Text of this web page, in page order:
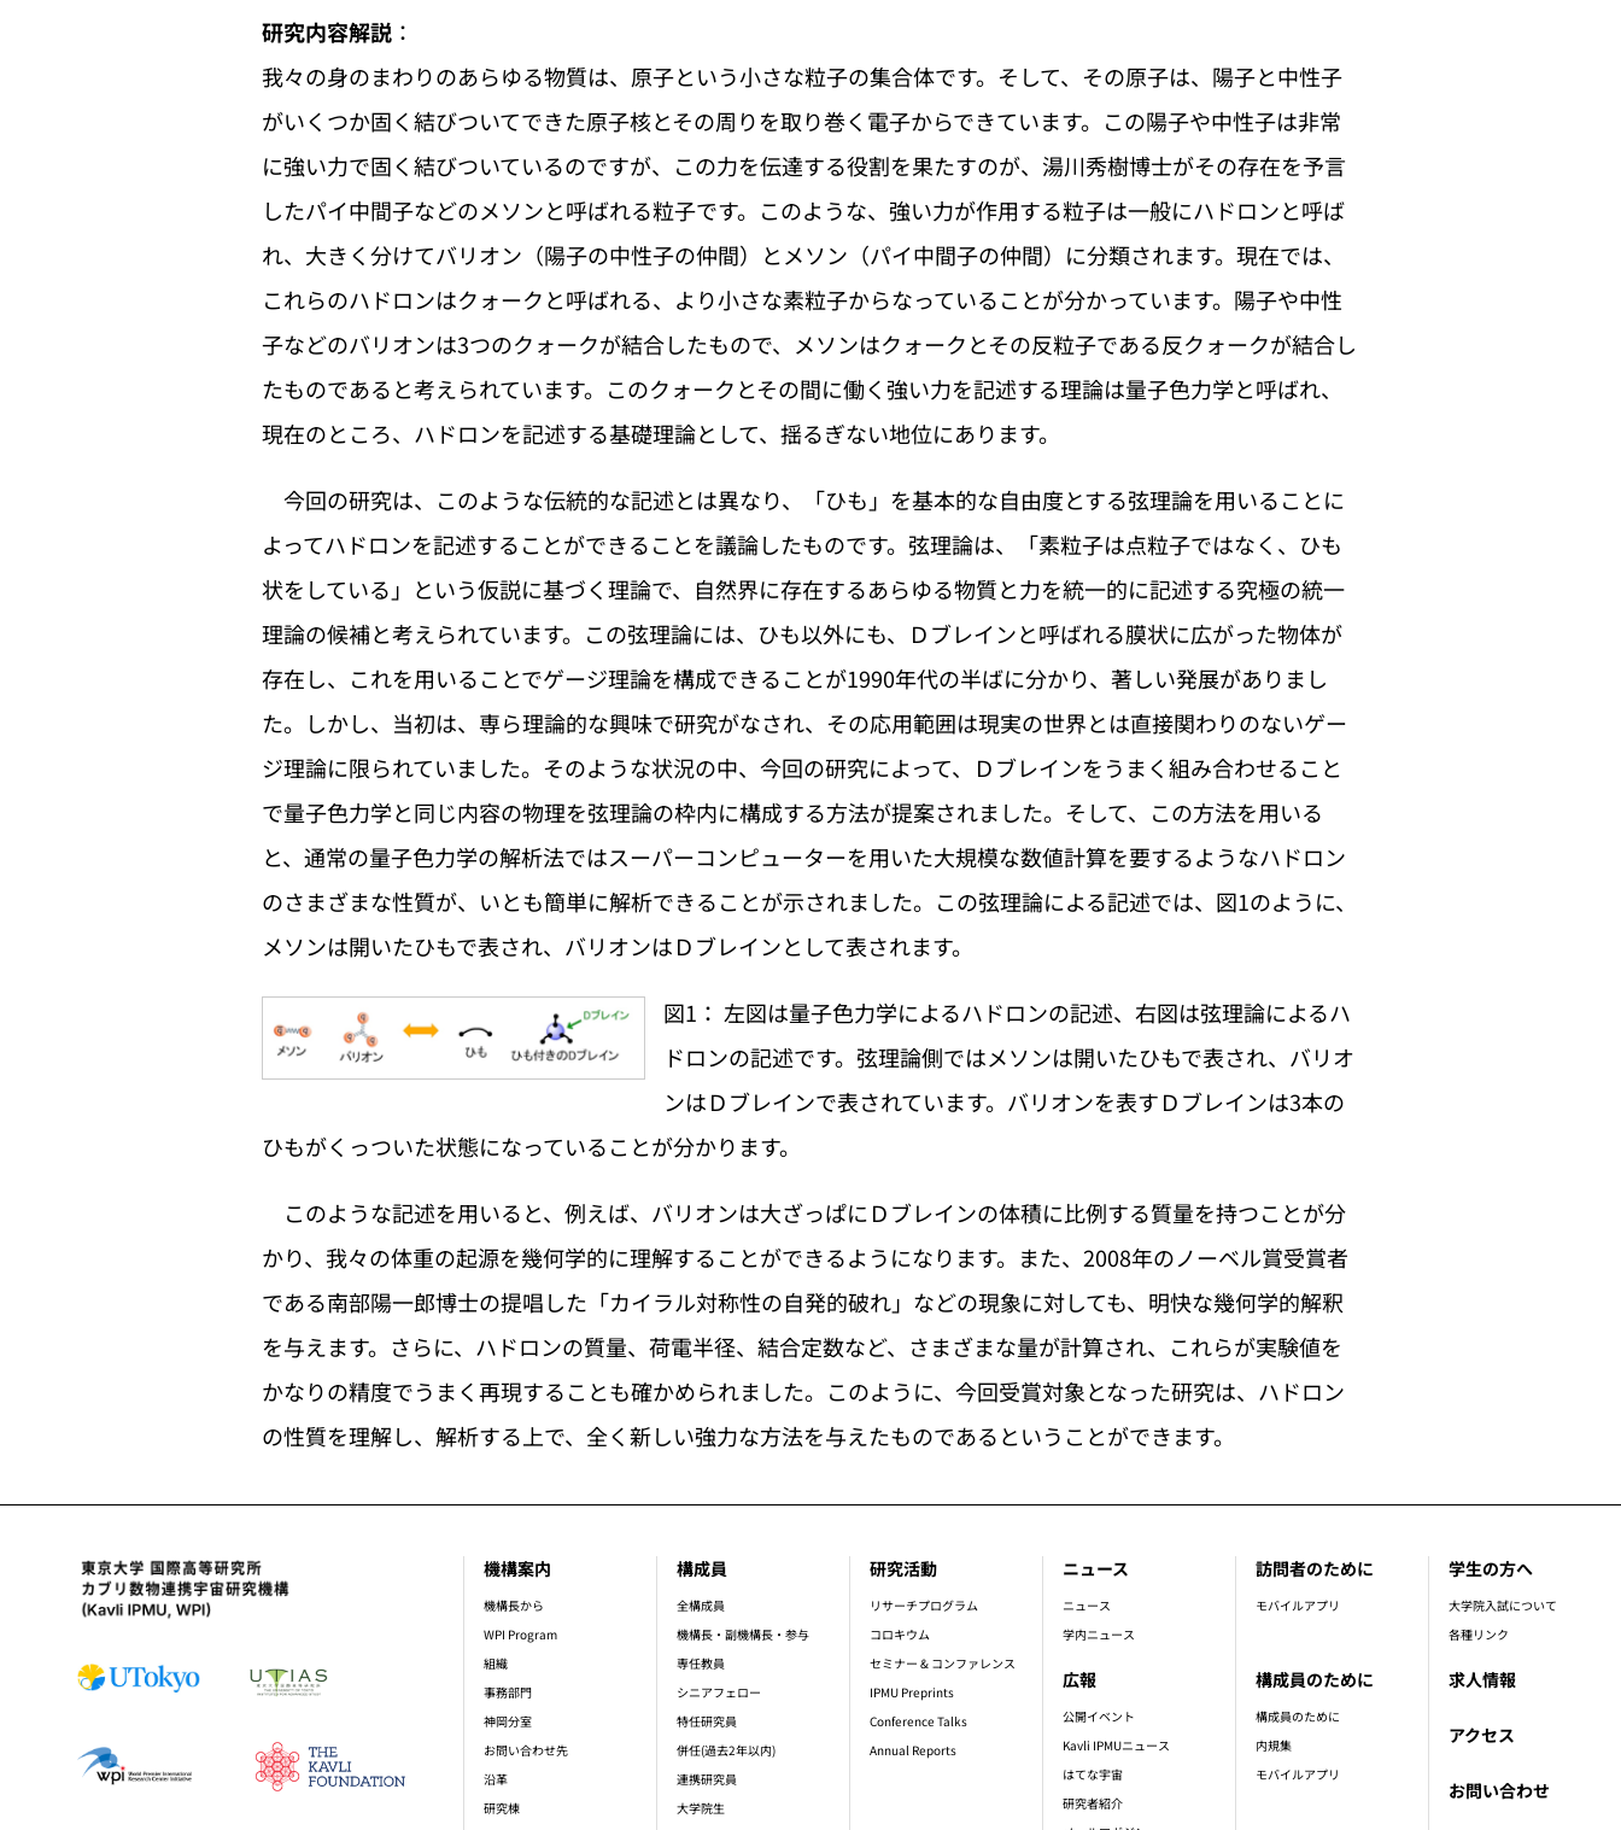
研究内容解説 ：
我々の身のまわりのあらゆる物質は、原子という小さな粒子の集合体です。そして、その原子は、陽子と中性子
がいくつか固く結びついてできた原子核とその周りを取り巻く電子からできています。この陽子や中性子は非常
に強い力で固く結びついているのですが、この力を伝達する役割を果たすのが、湯川秀樹博士がその存在を予言
したパイ中間子などのメソンと呼ばれる粒子です。このような、強い力が作用する粒子は一般にハドロンと呼ば
れ、大きく分けてバリオン（陽子の中性子の仲間）とメソン（パイ中間子の仲間）に分類されます。現在では、
これらのハドロンはクォークと呼ばれる、より小さな素粒子からなっていることが分かっています。陽子や中性
子などのバリオンは3つのクォークが結合したもので、メソンはクォークとその反粒子である反クォークが結合し
たものであると考えられています。このクォークとその間に働く強い力を記述する理論は量子色力学と呼ばれ、
現在のところ、ハドロンを記述する基礎理論として、揺るぎない地位にあります。
今回の研究は、このような伝統的な記述とは異なり、「ひも」を基本的な自由度とする弦理論を用いることに
よってハドロンを記述することができることを議論したものです。弦理論は、「素粒子は点粒子ではなく、ひも
状をしている」という仮説に基づく理論で、自然界に存在するあらゆる物質と力を統一的に記述する究極の統一
理論の候補と考えられています。この弦理論には、ひも以外にも、Ｄブレインと呼ばれる膜状に広がった物体が
存在し、これを用いることでゲージ理論を構成できることが1990年代の半ばに分かり、著しい発展がありまし
た。しかし、当初は、専ら理論的な興味で研究がなされ、その応用範囲は現実の世界とは直接関わりのないゲー
ジ理論に限られていました。そのような状況の中、今回の研究によって、Ｄブレインをうまく組み合わせること
で量子色力学と同じ内容の物理を弦理論の枠内に構成する方法が提案されました。そして、この方法を用いる
と、通常の量子色力学の解析法ではスーパーコンピューターを用いた大規模な数値計算を要するようなハドロン
のさまざまな性質が、いとも簡単に解析できることが示されました。この弦理論による記述では、図1のように、
メソンは開いたひもで表され、バリオンはＤブレインとして表されます。
図1： 左図は量子色力学によるハドロンの記述、右図は弦理論によるハ
ドロンの記述です。弦理論側ではメソンは開いたひもで表され、バリオ
ンはＤブレインで表されています。バリオンを表すＤブレインは3本の
ひもがくっついた状態になっていることが分かります。
このような記述を用いると、例えば、バリオンは大ざっぱにＤブレインの体積に比例する質量を持つことが分
かり、我々の体重の起源を幾何学的に理解することができるようになります。また、2008年のノーベル賞受賞者
である南部陽一郎博士の提唱した「カイラル対称性の自発的破れ」などの現象に対しても、明快な幾何学的解釈
を与えます。さらに、ハドロンの質量、荷電半径、結合定数など、さまざまな量が計算され、これらが実験値を
かなりの精度でうまく再現することも確かめられました。このように、今回受賞対象となった研究は、ハドロン
の性質を理解し、解析する上で、全く新しい強力な方法を与えたものであるということができます。
footer_main_menu
機構案内
機構長から
WPI Program
組織
事務部門
神岡分室
お問い合わせ先
沿革
研究棟
構成員
全構成員
機構長・副機構長・参与
専任教員
シニアフェロー
特任研究員
併任(過去2年以内)
連携研究員
大学院生
研究活動
リサーチプログラム
コロキウム
セミナー & コンファレンス
IPMU Preprints
Conference Talks
Annual Reports
ニュース
ニュース
学内ニュース
広報
公開イベント
Kavli IPMUニュース
はてな宇宙
研究者紹介
求人情報
訪問者のために
モバイルアプリ
構成員のために
構成員のために
内規集
モバイルアプリ
学生の方へ
大学院入試について
各種リンク
アクセス
お問い合わせ